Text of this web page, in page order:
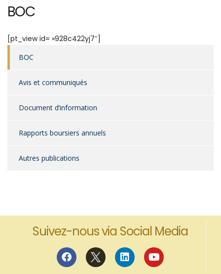
BOC
[pt_view id= »928c422yj7″]
BOC
Avis et communiqués
Document d’information
Rapports boursiers annuels
Autres publications
Suivez-nous via Social Media